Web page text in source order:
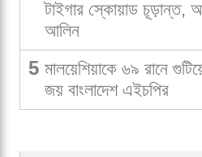
টাইগার স্কোয়াড চূড়ান্ত,
আলিন
5 মালয়েশিয়াকে ৬৯ রানে
জয় বাংলাদেশ এইচপির